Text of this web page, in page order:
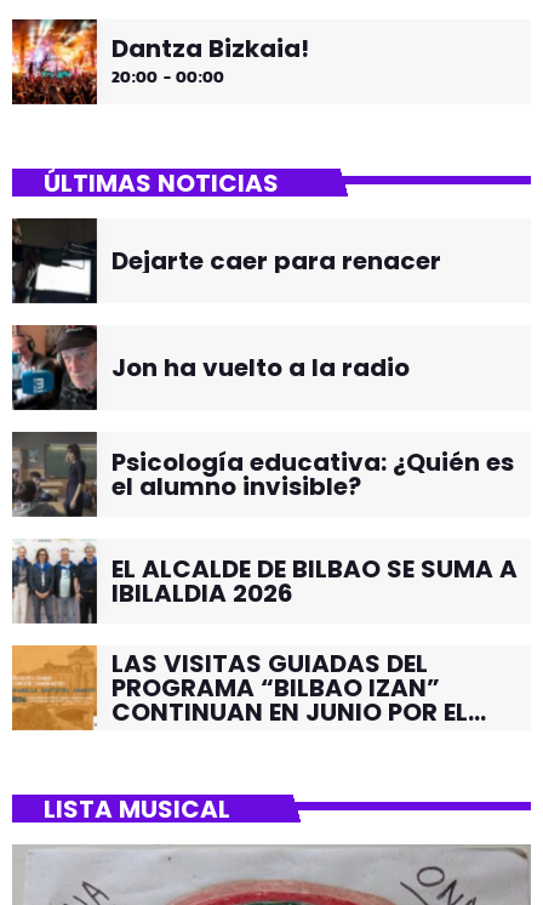
Dantza Bizkaia!
20:00 - 00:00
ÚLTIMAS NOTICIAS
Dejarte caer para renacer
Jon ha vuelto a la radio
Psicología educativa: ¿Quién es
el alumno invisible?
EL ALCALDE DE BILBAO SE SUMA A
IBILALDIA 2026
LAS VISITAS GUIADAS DEL
PROGRAMA “BILBAO IZAN”
CONTINUAN EN JUNIO POR EL
LISTA MUSICAL